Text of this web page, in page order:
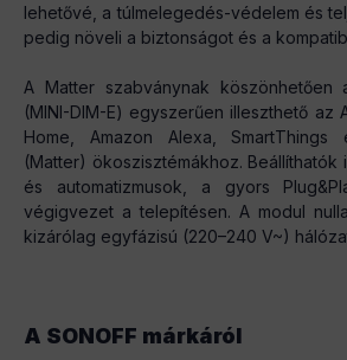
lehetővé, a túlmelegedés-védelem és
pedig növeli a biztonságot és a
A Matter szabványnak köszönhetően
(MINI-DIM-E) egyszerűen illeszthető az
Home, Amazon Alexa, SmartThings
(Matter) ökoszisztémákhoz.
és automatizmusok, a gyors
végigvezet a telepítésen. A modul
kizárólag egyfázisú (220–240 V~)
A SONOFF márkáról